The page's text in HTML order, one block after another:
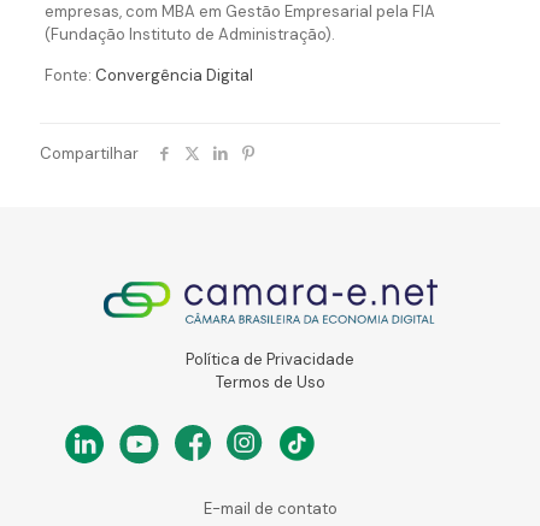
empresas, com MBA em Gestão Empresarial pela FIA
(Fundação Instituto de Administração).
Fonte: Convergência Digital
Compartilhar
Política de Privacidade
Termos de Uso
E-mail de contato